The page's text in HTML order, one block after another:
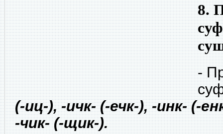
8.
-
(-иц-), -ичк- (-ечк-), -инк- (-
-чик- (-щик-).